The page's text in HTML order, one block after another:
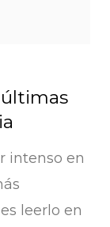
intenso en
leerlo en